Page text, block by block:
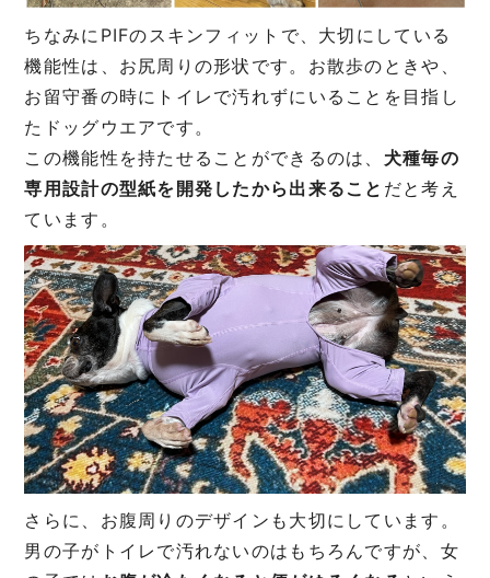
ちなみにPIFのスキンフィットで、大切にしている
機能性は、お尻周りの形状です。お散歩のときや、
お留守番の時にトイレで汚れずにいることを目指し
たドッグウエアです。
この機能性を持たせることができるのは、 犬種毎の
専用設計の型紙を開発したから出来ること だと考え
ています。
さらに、お腹周りのデザインも大切にしています。
男の子がトイレで汚れないのはもちろんですが、女